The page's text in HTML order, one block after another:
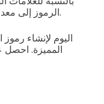
الرموز إلى معدلات تفاعل أعلى وفرص تحويل متزايدة.
المميزة.